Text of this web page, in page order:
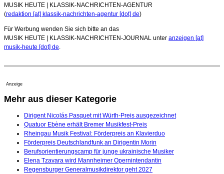
MUSIK HEUTE | KLASSIK-NACHRICHTEN-AGENTUR
(redaktion [at] klassik-nachrichten-agentur [dot] de)
Für Werbung wenden Sie sich bitte an das
MUSIK HEUTE | KLASSIK-NACHRICHTEN-JOURNAL unter anzeigen [at]
musik-heute [dot] de
Anzeige
Mehr aus dieser Kategorie
Dirigent Nicolás Pasquet mit Würth-Preis ausgezeichnet
Quatuor Ebène erhält Bremer Musikfest-Preis
Rheingau Musik Festival: Förderpreis an Klavierduo
Förderpreis Deutschlandfunk an Dirigentin Morin
Berufsorientierungscamp für junge ukrainische Musiker
Elena Tzavara wird Mannheimer Opernintendantin
Regensburger Generalmusikdirektor geht 2027